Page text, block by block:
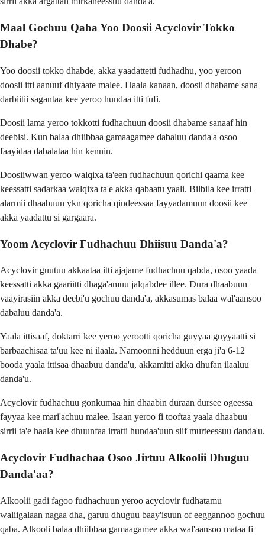
Maal Gochuu Qaba Yoo Doosii Acyclovir Tokko
Dhabe?
Yoo doosii tokko dhabde, akka yaadattetti fudhadhu, yoo yeroon
doosii itti aanuuf dhiyaate malee. Haala kanaan, doosii dhabame sana
darbiitii sagantaa kee yeroo hundaa itti fufi.
Doosii lama yeroo tokkotti fudhachuun doosii dhabame sanaaf hin
deebisi. Kun balaa dhiibbaa gamaagamee dabaluu danda'a osoo
faayidaa dabalataa hin kennin.
Doosiiwwan yeroo walqixa ta'een fudhachuun qorichi qaama kee
keessatti sadarkaa walqixa ta'e akka qabaatu yaali. Bilbila kee irratti
alarmii dhaabuun ykn qoricha qindeessaa fayyadamuun doosii kee
akka yaadattu si gargaara.
Yoom Acyclovir Fudhachuu Dhiisuu Danda'a?
Acyclovir guutuu akkaataa itti ajajame fudhachuu qabda, osoo yaada
keessatti akka gaariitti dhaga'amuu jalqabdee illee. Dura dhaabuun
vaayirasiin akka deebi'u gochuu danda'a, akkasumas balaa wal'aansoo
dabaluu danda'a.
Yaala ittisaaf, doktarri kee yeroo yerootti qoricha guyyaa guyyaatti si
barbaachisaa ta'uu kee ni ilaala. Namoonni hedduun erga ji'a 6-12
booda yaala ittisaa dhaabuu danda'u, akkamitti akka dhufan ilaaluu
danda'u.
Acyclovir fudhachuu gonkumaa hin dhaabin duraan dursee ogeessa
fayyaa kee mari'achuu malee. Isaan yeroo fi tooftaa yaala dhaabuu
sirrii ta'e haala kee dhuunfaa irratti hundaa'uun siif murteessuu danda'u.
Acyclovir Fudhachaa Osoo Jirtuu Alkoolii Dhuguu
Danda'aa?
Alkoolii gadi fagoo fudhachuun yeroo acyclovir fudhatamu
waliigalaan nagaa dha, garuu dhuguu baay'isuun of eeggannoo gochuu
qaba. Alkooli balaa dhiibbaa gamaagamee akka wal'aansoo mataa fi